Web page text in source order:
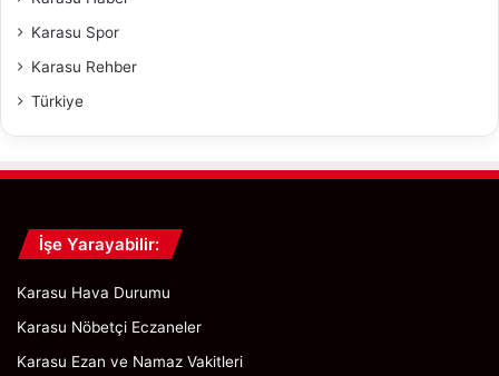
Karasu Spor
Karasu Rehber
Türkiye
İşe Yarayabilir:
Karasu Hava Durumu
Karasu Nöbetçi Eczaneler
Karasu Ezan ve Namaz Vakitleri